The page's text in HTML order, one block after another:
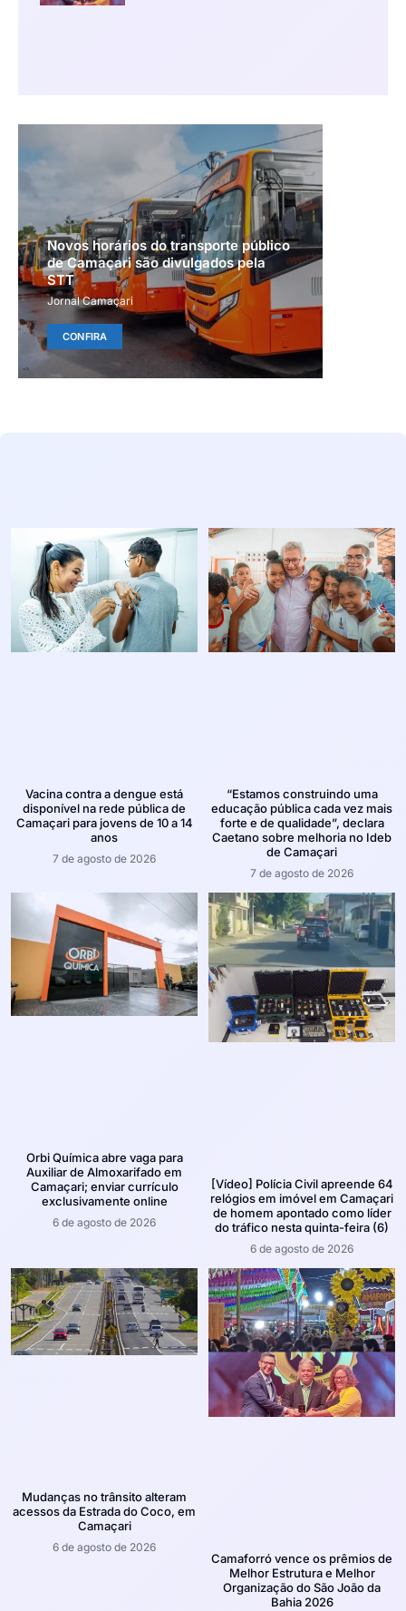
Novos horários do transporte público
de Camaçari são divulgados pela
STT
Jornal Camaçari
CONFIRA
Vacina contra a dengue está
disponível na rede pública de
Camaçari para jovens de 10 a 14
anos
7 de agosto de 2026
“Estamos construindo uma
educação pública cada vez mais
forte e de qualidade”, declara
Caetano sobre melhoria no Ideb
de Camaçari
7 de agosto de 2026
Orbi Química abre vaga para
Auxiliar de Almoxarifado em
Camaçari; enviar currículo
exclusivamente online
6 de agosto de 2026
[Vídeo] Polícia Civil apreende 64
relógios em imóvel em Camaçari
de homem apontado como líder
do tráfico nesta quinta-feira (6)
6 de agosto de 2026
Mudanças no trânsito alteram
acessos da Estrada do Coco, em
Camaçari
6 de agosto de 2026
Camaforró vence os prêmios de
Melhor Estrutura e Melhor
Organização do São João da
Bahia 2026